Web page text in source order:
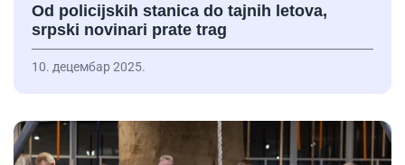
Od policijskih stanica do tajnih letova,
srpski novinari prate trag
10. децембар 2025.